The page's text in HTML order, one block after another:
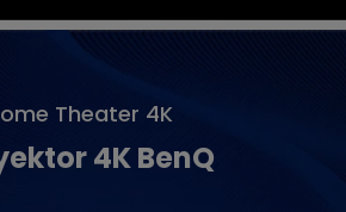
Theater 4K
4K BenQ